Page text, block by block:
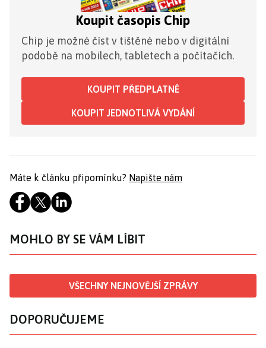
Koupit časopis Chip
Chip je možné číst v tištěné nebo v digitální
podobě na mobilech, tabletech a počítačích.
KOUPIT PŘEDPLATNÉ
KOUPIT JEDNOTLIVÁ VYDÁNÍ
Máte k článku připomínku? Napište nám
MOHLO BY SE VÁM LÍBIT
VŠECHNY NEJNOVĚJŠÍ ZPRÁVY
DOPORUČUJEME